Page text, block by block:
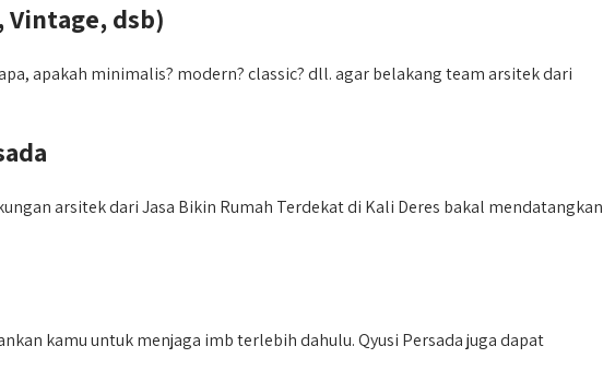
dsb)
apakah minimalis? modern? classic? dll. agar belakang team arsitek dari
arsitek dari Jasa Bikin Rumah Terdekat di Kali Deres bakal mendatangkan
kamu untuk menjaga imb terlebih dahulu. Qyusi Persada juga dapat